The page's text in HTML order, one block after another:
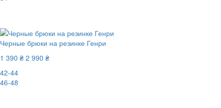
Черные брюки на резинке Генри
1 390 ₴ 2 990 ₴
42-44
46-48